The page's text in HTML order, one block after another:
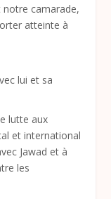
camarade,
atteinte à
lui et sa
lutte aux
et international
Jawad et à
les